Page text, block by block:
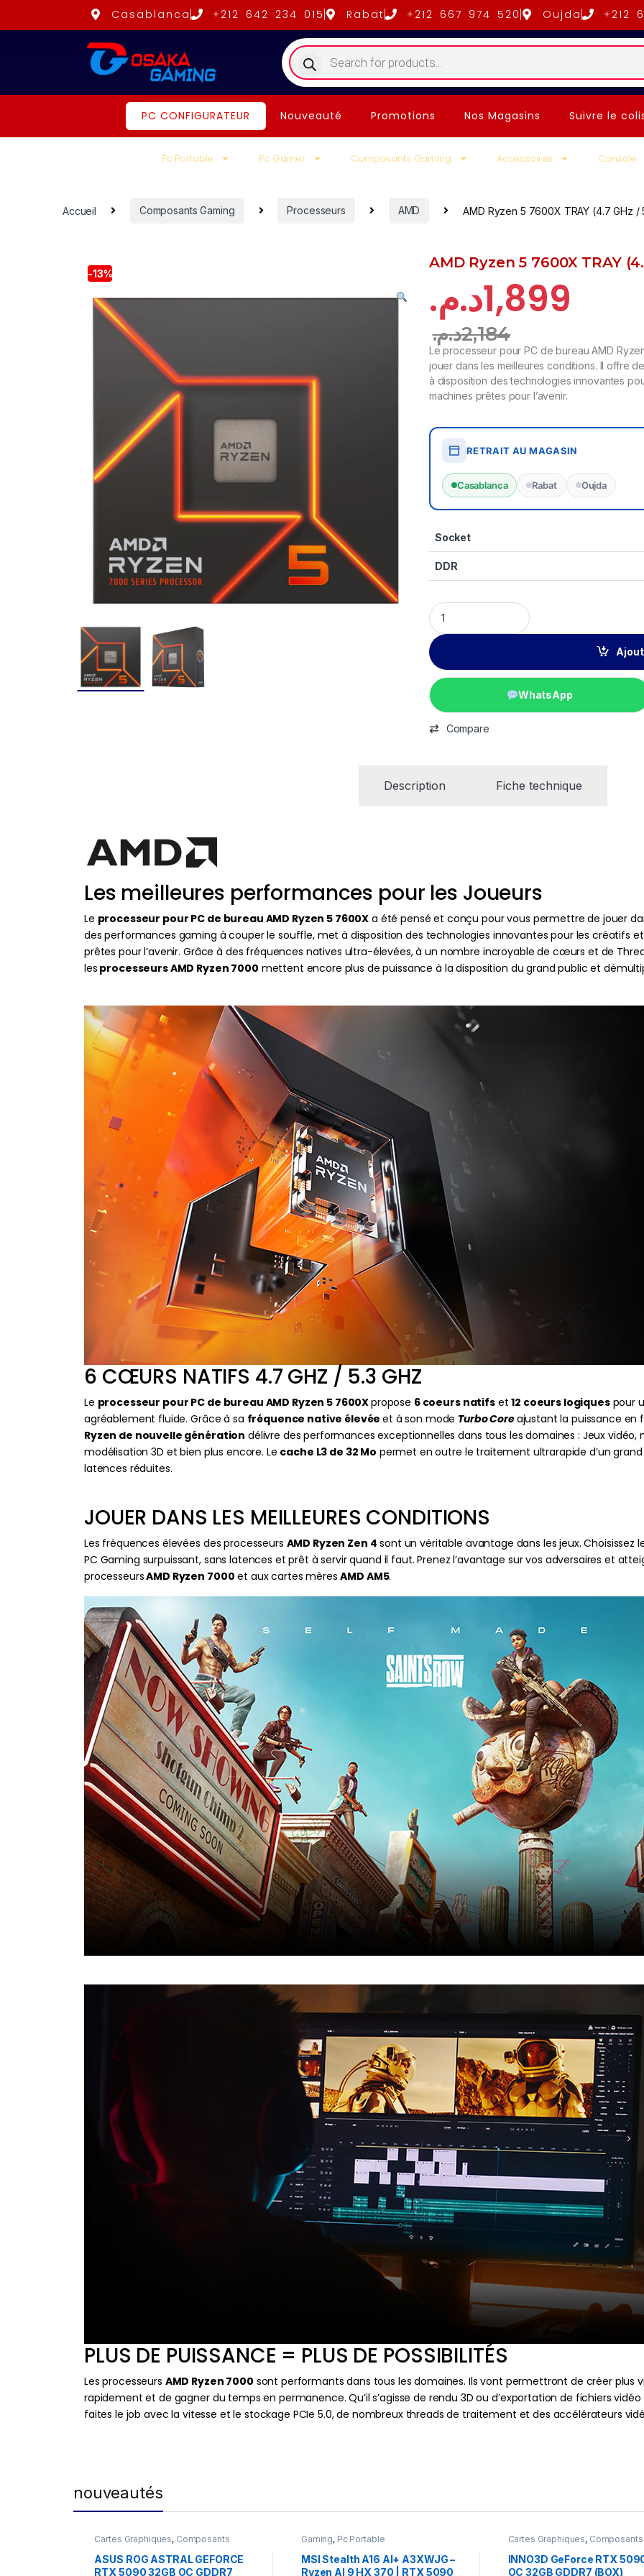
Casablanca +212 642 234 015 Rabat +212 667 974 520 Oujda +212
PC CONFIGURATEUR Nouveauté Promotions Nos Magasins Suivre le
Pc Portable Pc Gamer Composants Gaming Accessoires Console
Accueil Composants Gaming Processeurs AMD AMD Ryzen 5 7600X TRAY (4.7 GHz /
-13%
AMD Ryzen 5 7600X TRAY
1,899د.م.
2,184د.م.
Le processeur pour PC de bureau AMD
jouer dans les meilleures conditions. Il offre
à disposition des technologies innovantes
machines prêtes pour l’avenir.
RETRAIT AU MAGASIN
Casablanca Rabat Oujda
Socket
DDR
WhatsApp
Compare
Description Fiche technique
Les meilleures performances pour les Joueurs
Le processeur pour PC de bureau AMD Ryzen 5 7600X a été pensé et conçu pour vous permettre de jouer
des performances gaming à couper le souffle, met à disposition des technologies innovantes pour les créatifs
prêtes pour l’avenir. Grâce à des fréquences natives ultra-élevées, à un nombre incroyable de cœurs et de
les processeurs AMD Ryzen 7000 mettent encore plus de puissance à la disposition du grand public et
6 CŒURS NATIFS 4.7 GHZ / 5.3 GHZ
Le processeur pour PC de bureau AMD Ryzen 5 7600Xpropose 6 coeurs natifset12 coeurs logiquespour
agréablement fluide. Grâce à sa fréquence native élevéeet à son mode Turbo Coreajustant la puissance en
Ryzen de nouvelle génération délivre des performances exceptionnelles dans tous les domaines : Jeux
modélisation 3D et bien plus encore. Le cache L3 de 32 Mo permet en outre le traitement ultrarapide d’un
latences réduites.
JOUER DANS LES MEILLEURES CONDITIONS
Les fréquences élevées des processeurs AMD Ryzen Zen 4 sont un véritable avantage dans les jeux.
PC Gaming surpuissant, sans latences et prêt à servir quand il faut. Prenez l’avantage sur vos adversaires et
processeursAMD Ryzen 7000 et aux cartes mèresAMD AM5.
PLUS DE PUISSANCE = PLUS DE POSSIBILITÉS
Les processeurs AMD Ryzen 7000 sont performants dans tous les domaines. Ils vont permettront de créer plus
rapidement et de gagner du temps en permanence. Qu’il s’agisse de rendu 3D ou d’exportation de fichiers
faites le job avec la vitesse et le stockage PCIe 5.0, de nombreux threads de traitement et des accélérateurs
nouveautés
Cartes Graphiques, Composants
NVIDIA
ASUS ROG ASTRAL GEFORCE
RTX 5090 32GB OC GDDR7
Gaming, Pc Portable
MSI Stealth A16 AI+ A3XWJG –
Ryzen AI 9 HX 370 | RTX 5090
Cartes Graphiques, Composants
NVIDIA
INNO3D GeForce RTX
OC 32GB GDDR7 (BOX)